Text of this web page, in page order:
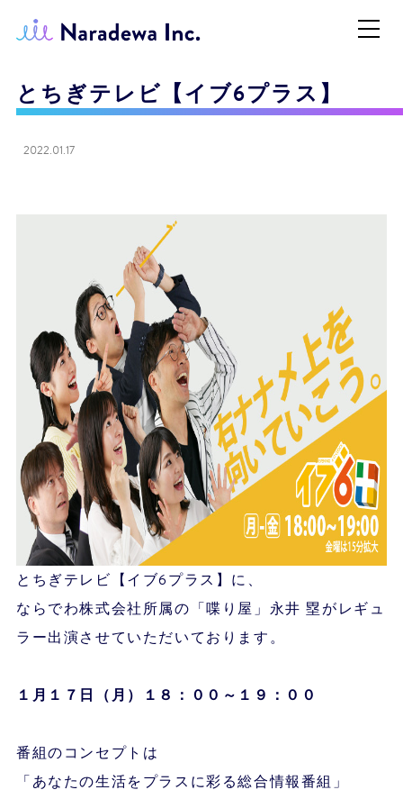
とちぎテレビ【イブ6プラス】
2022.01.17
とちぎテレビ【イブ6プラス】に、
ならでわ株式会社所属の「喋り屋」永井 塁がレギュ
ラー出演させていただいております。
１月１７ 日（月）１８：００～１９：００
番組のコンセプトは
「あなたの生活をプラスに彩る総合情報番組」